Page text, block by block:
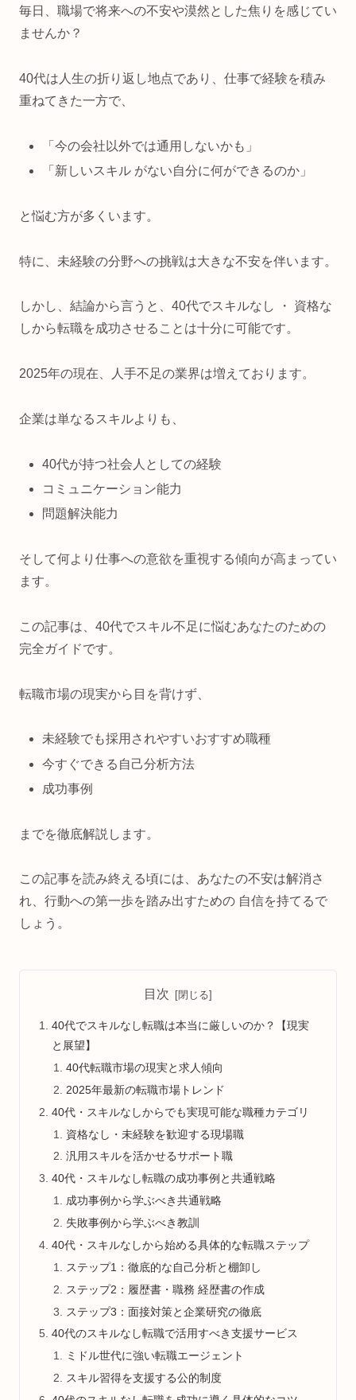
毎日、職場で将来への不安や漠然とした焦りを感じてい
ませんか？
40代は人生の折り返し地点であり、仕事で経験を積み
重ねてきた一方で、
「今の会社以外では通用しないかも」
「新しいスキル がない自分に何ができるのか」
と悩む方が多くいます。
特に、未経験の分野への挑戦は大きな不安を伴います。
しかし、結論から言うと、40代でスキルなし ・ 資格な
しから転職を成功させることは十分に可能です。
2025年の現在、人手不足の業界は増えております。
企業は単なるスキルよりも、
40代が持つ社会人としての経験
コミュニケーション能力
問題解決能力
そして何より仕事への意欲を重視する傾向が高まってい
ます。
この記事は、40代でスキル不足に悩むあなたのための
完全ガイドです。
転職市場の現実から目を背けず、
未経験でも採用されやすいおすすめ職種
今すぐできる自己分析方法
成功事例
までを徹底解説します。
この記事を読み終える頃には、あなたの不安は解消さ
れ、行動への第一歩を踏み出すための 自信を持てるで
しょう。
目次
40代でスキルなし転職は本当に厳しいのか？【現実
と展望】
40代転職市場の現実と求人傾向
2025年最新の転職市場トレンド
40代・スキルなしからでも実現可能な職種カテゴリ
資格なし・未経験を歓迎する現場職
汎用スキルを活かせるサポート職
40代・スキルなし転職の成功事例と共通戦略
成功事例から学ぶべき共通戦略
失敗事例から学ぶべき教訓
40代・スキルなしから始める具体的な転職ステップ
ステップ1：徹底的な自己分析と棚卸し
ステップ2：履歴書・職務 経歴書の作成
ステップ3：面接対策と企業研究の徹底
40代のスキルなし転職で活用すべき支援サービス
ミドル世代に強い転職エージェント
スキル習得を支援する公的制度